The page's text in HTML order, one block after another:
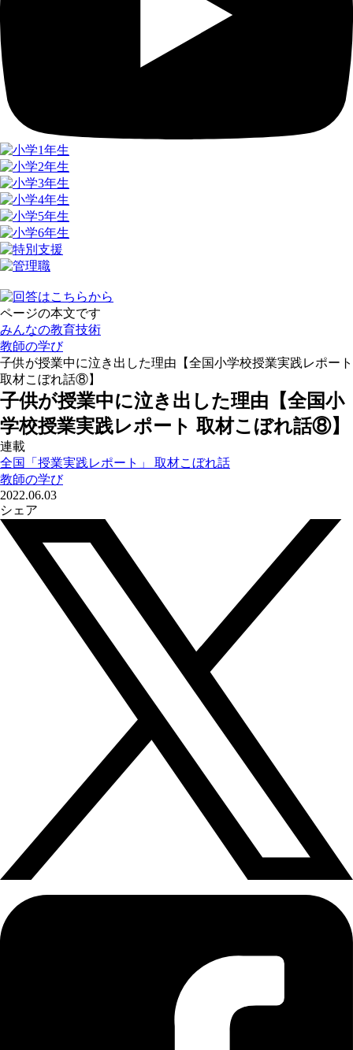
ページの本文です
みんなの教育技術
教師の学び
子供が授業中に泣き出した理由【全国小学校授業実践レポート
取材こぼれ話⑧】
子供が授業中に泣き出した理由【全国小
学校授業実践レポート 取材こぼれ話⑧】
連載
全国「授業実践レポート」 取材こぼれ話
教師の学び
2022.06.03
シェア